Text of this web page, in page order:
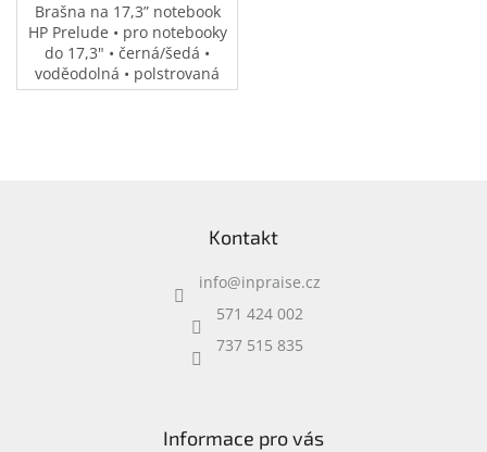
Brašna na 17,3” notebook
HP Prelude • pro notebooky
do 17,3" • černá/šedá •
voděodolná • polstrovaná
přihrádka na notebook •
Kontakt
info@inpraise.cz
571 424 002
737 515 835
Informace pro vás